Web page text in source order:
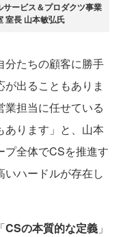
ービス＆プロダクツ事業
室長 山本敏弘氏
分たちの顧客に勝手
出ることもありま
担当に任せている
あります」と、山本
プ全体でCSを推進す
いハードルが存在し
CSの本質的な定義 」